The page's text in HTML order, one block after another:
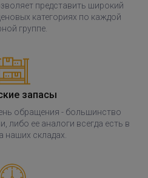
представить широкий
категориях по каждой
группе.
запасы
обращения - большинство
либо ее аналоги всегда есть в
наших складах.